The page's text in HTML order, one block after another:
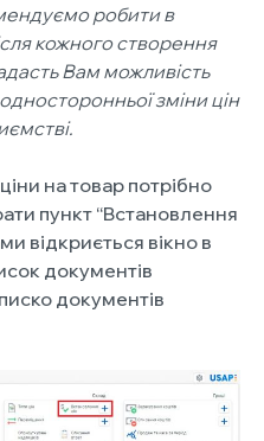
робити в
кожного створення
Вам можливість
зміни цін
на товар потрібно
пункт “Встановлення
відкриється вікно в
документів
документів